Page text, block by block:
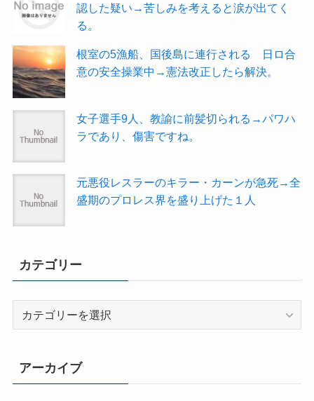
認した疑い→苦しみを考えると涙が出てく
る。
根室の5漁船、国後島に連行される 日ロ合
意の安全操業中→憲法改正したら解決。
女子選手9人、教諭に前髪切られる→パワハ
ラであり、傷害ですね。
元悪役レスラーのキラー・カーンが急死→全
盛期のプロレス界を盛り上げた１人
カテゴリー
リ
ー
アーカイブ